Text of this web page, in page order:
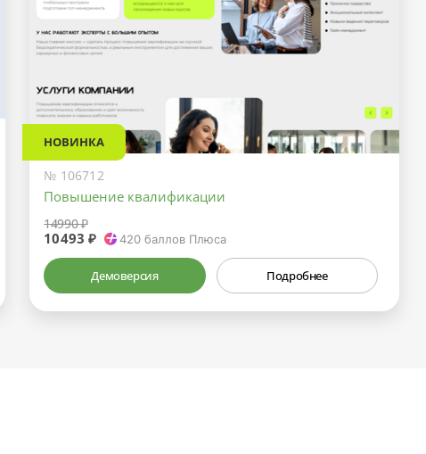
НОВИНКА
№ 106712
Повышение квалификации
14990 ₽
10493 ₽ 420баллов Плюса
Демоверсия Подробнее